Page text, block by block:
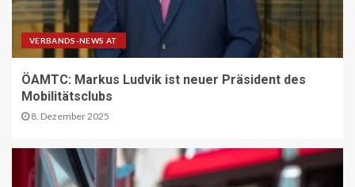
16
CO2 nur im Sprudelwasser
NACHHALTIGKEIT UND UMWELT DE
PAKETZUSTELLER DE
VERBANDS-NEWS AT
ÖAMTC: Markus Ludvik ist neuer Präsident des
Mobilitätsclubs
8. Dezember 2025